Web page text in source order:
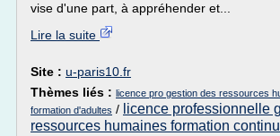
vise d'une part, à appréhender et...
Lire la suite
Site : u-paris10.fr
Thèmes liés : licence pro gestion des ressources
formation d'adultes / licence professionnelle
ressources humaines formation